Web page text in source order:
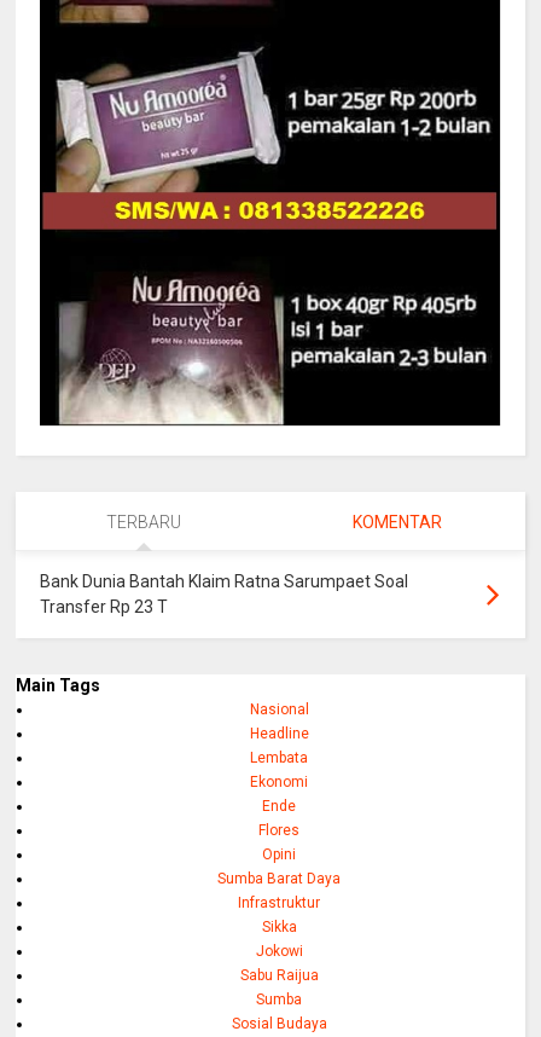
TERBARU KOMENTAR
Bank Dunia Bantah Klaim Ratna Sarumpaet Soal
Transfer Rp 23 T
Main Tags
Nasional
Headline
Lembata
Ekonomi
Ende
Flores
Opini
Sumba Barat Daya
Infrastruktur
Sikka
Jokowi
Sabu Raijua
Sumba
Sosial Budaya